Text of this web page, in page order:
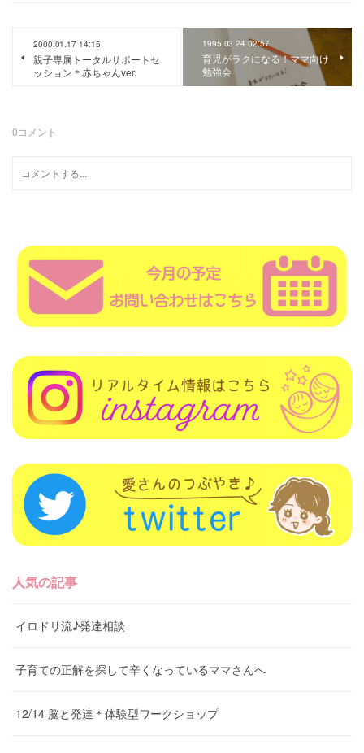
2000.01.17 14:15
親子専属トータルサポートセ
ッション＊赤ちゃんver.
1995.03.24 02:57
育児がラクになる！ママ向け
勉強会
0コメント
人気の記事
イロドリ流♪発達相談
子育ての正解を探して辛くなっているママさんへ
12/14 脳と発達＊体験型ワークショップ